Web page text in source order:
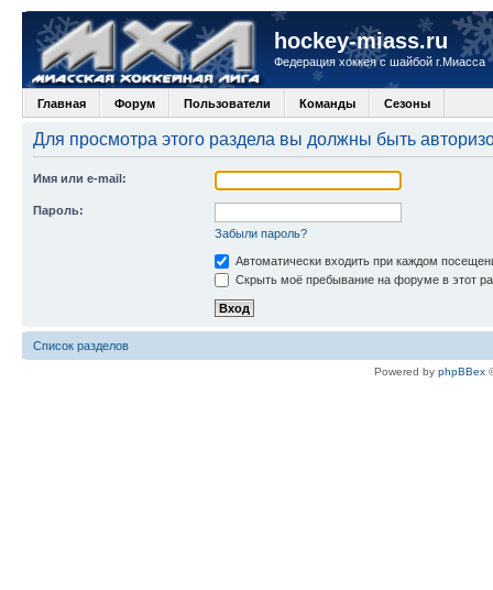
hockey-miass.ru
Федерация хоккея с шайбой г.Миасса
Главная Форум Пользователи Команды Сезоны
Для просмотра этого раздела вы должны быть
Имя или e-mail:
Пароль:
Забыли пароль?
Автоматически входить при каждом
Скрыть моё пребывание на форуме в этот
Список разделов
Powered by phpBBex